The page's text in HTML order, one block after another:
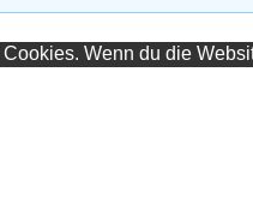
Wenn du die